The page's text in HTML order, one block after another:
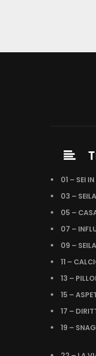
01 – SEI
03 –
05 –
07 –
09 –
11 –
13 –
15 –
17 –
19 – SNAG